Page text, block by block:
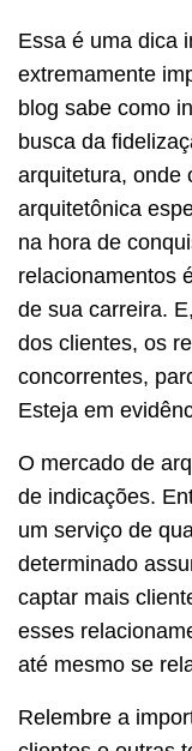
Essa é uma dica
extremamente
blog sabe como
busca da
arquitetura, onde
arquitetônica
na hora de
relacionamentos
de sua carreira.
dos clientes, os
concorrentes,
Esteja em
O mercado de
de indicações.
um serviço de
determinado
captar mais
esses
até mesmo se
Relembre a